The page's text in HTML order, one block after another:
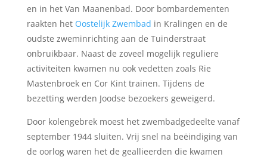
en in het Van Maanenbad. Door bombardementen
raakten het Oostelijk Zwembad in Kralingen en de
oudste zweminrichting aan de Tuinderstraat
onbruikbaar. Naast de zoveel mogelijk reguliere
activiteiten kwamen nu ook vedetten zoals Rie
Mastenbroek en Cor Kint trainen. Tijdens de
bezetting werden Joodse bezoekers geweigerd.
Door kolengebrek moest het zwembadgedeelte vanaf
september 1944 sluiten. Vrij snel na beëindiging van
de oorlog waren het de geallieerden die kwamen